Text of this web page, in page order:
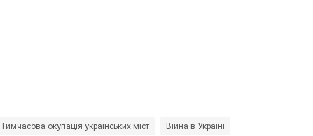
Тимчасова окупація українських міст Війна в Україні